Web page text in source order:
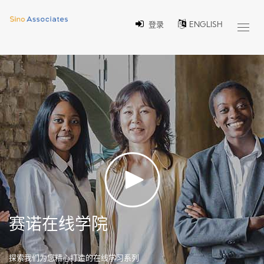
登录 ENGLISH
赛诺在线学院
探索我们为您精心打造的在线学习系列